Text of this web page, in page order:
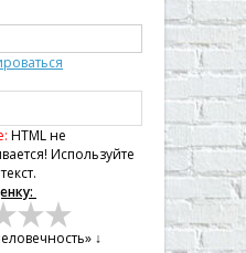
HTML не
Используйте
↓